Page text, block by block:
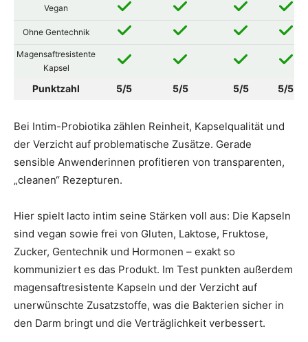
Vegan
Ohne Gentechnik
Magensaftresistente
Kapsel
Punktzahl 5/5 5/5 5/5 5/5
Bei Intim-Probiotika zählen Reinheit, Kapselqualität und
der Verzicht auf problematische Zusätze. Gerade
sensible Anwenderinnen profitieren von transparenten,
„cleanen“ Rezepturen.
Hier spielt lacto intim seine Stärken voll aus: Die Kapseln
sind vegan sowie frei von Gluten, Laktose, Fruktose,
Zucker, Gentechnik und Hormonen – exakt so
kommuniziert es das Produkt. Im Test punkten außerdem
magensaftresistente Kapseln und der Verzicht auf
unerwünschte Zusatzstoffe, was die Bakterien sicher in
den Darm bringt und die Verträglichkeit verbessert.